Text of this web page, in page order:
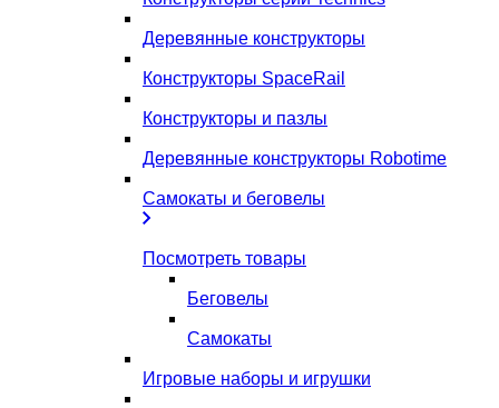
Деревянные конструкторы
Конструкторы SpaceRail
Конструкторы и пазлы
Деревянные конструкторы Robotime
Самокаты и беговелы
Посмотреть товары
Беговелы
Самокаты
Игровые наборы и игрушки